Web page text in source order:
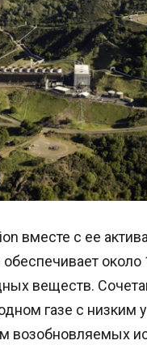
вместе с ее
веществ.
газе с